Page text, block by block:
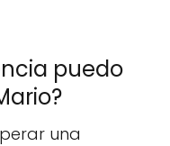
puedo
una